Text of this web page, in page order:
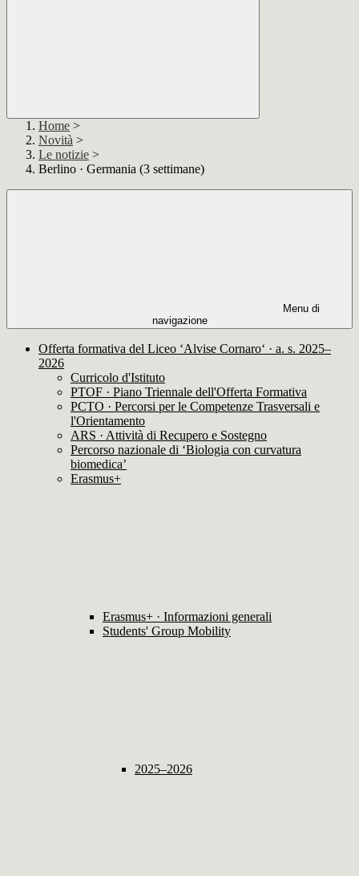
Home >
Novità >
Le notizie >
Berlino · Germania (3 settimane)
Menu di
navigazione
Offerta formativa del Liceo ‘Alvise Cornaro‘ · a. s. 2025–
2026
Curricolo d'Istituto
PTOF · Piano Triennale dell'Offerta Formativa
PCTO · Percorsi per le Competenze Trasversali e
l'Orientamento
ARS · Attività di Recupero e Sostegno
Percorso nazionale di ‘Biologia con curvatura
biomedica’
Erasmus+
Erasmus+ · Informazioni generali
Students' Group Mobility
2025–2026